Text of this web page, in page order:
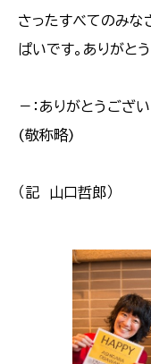
さったすべてのみな
ぱいです。ありがと
－：ありがとうござい
(敬称略)
（記 山口哲郎）